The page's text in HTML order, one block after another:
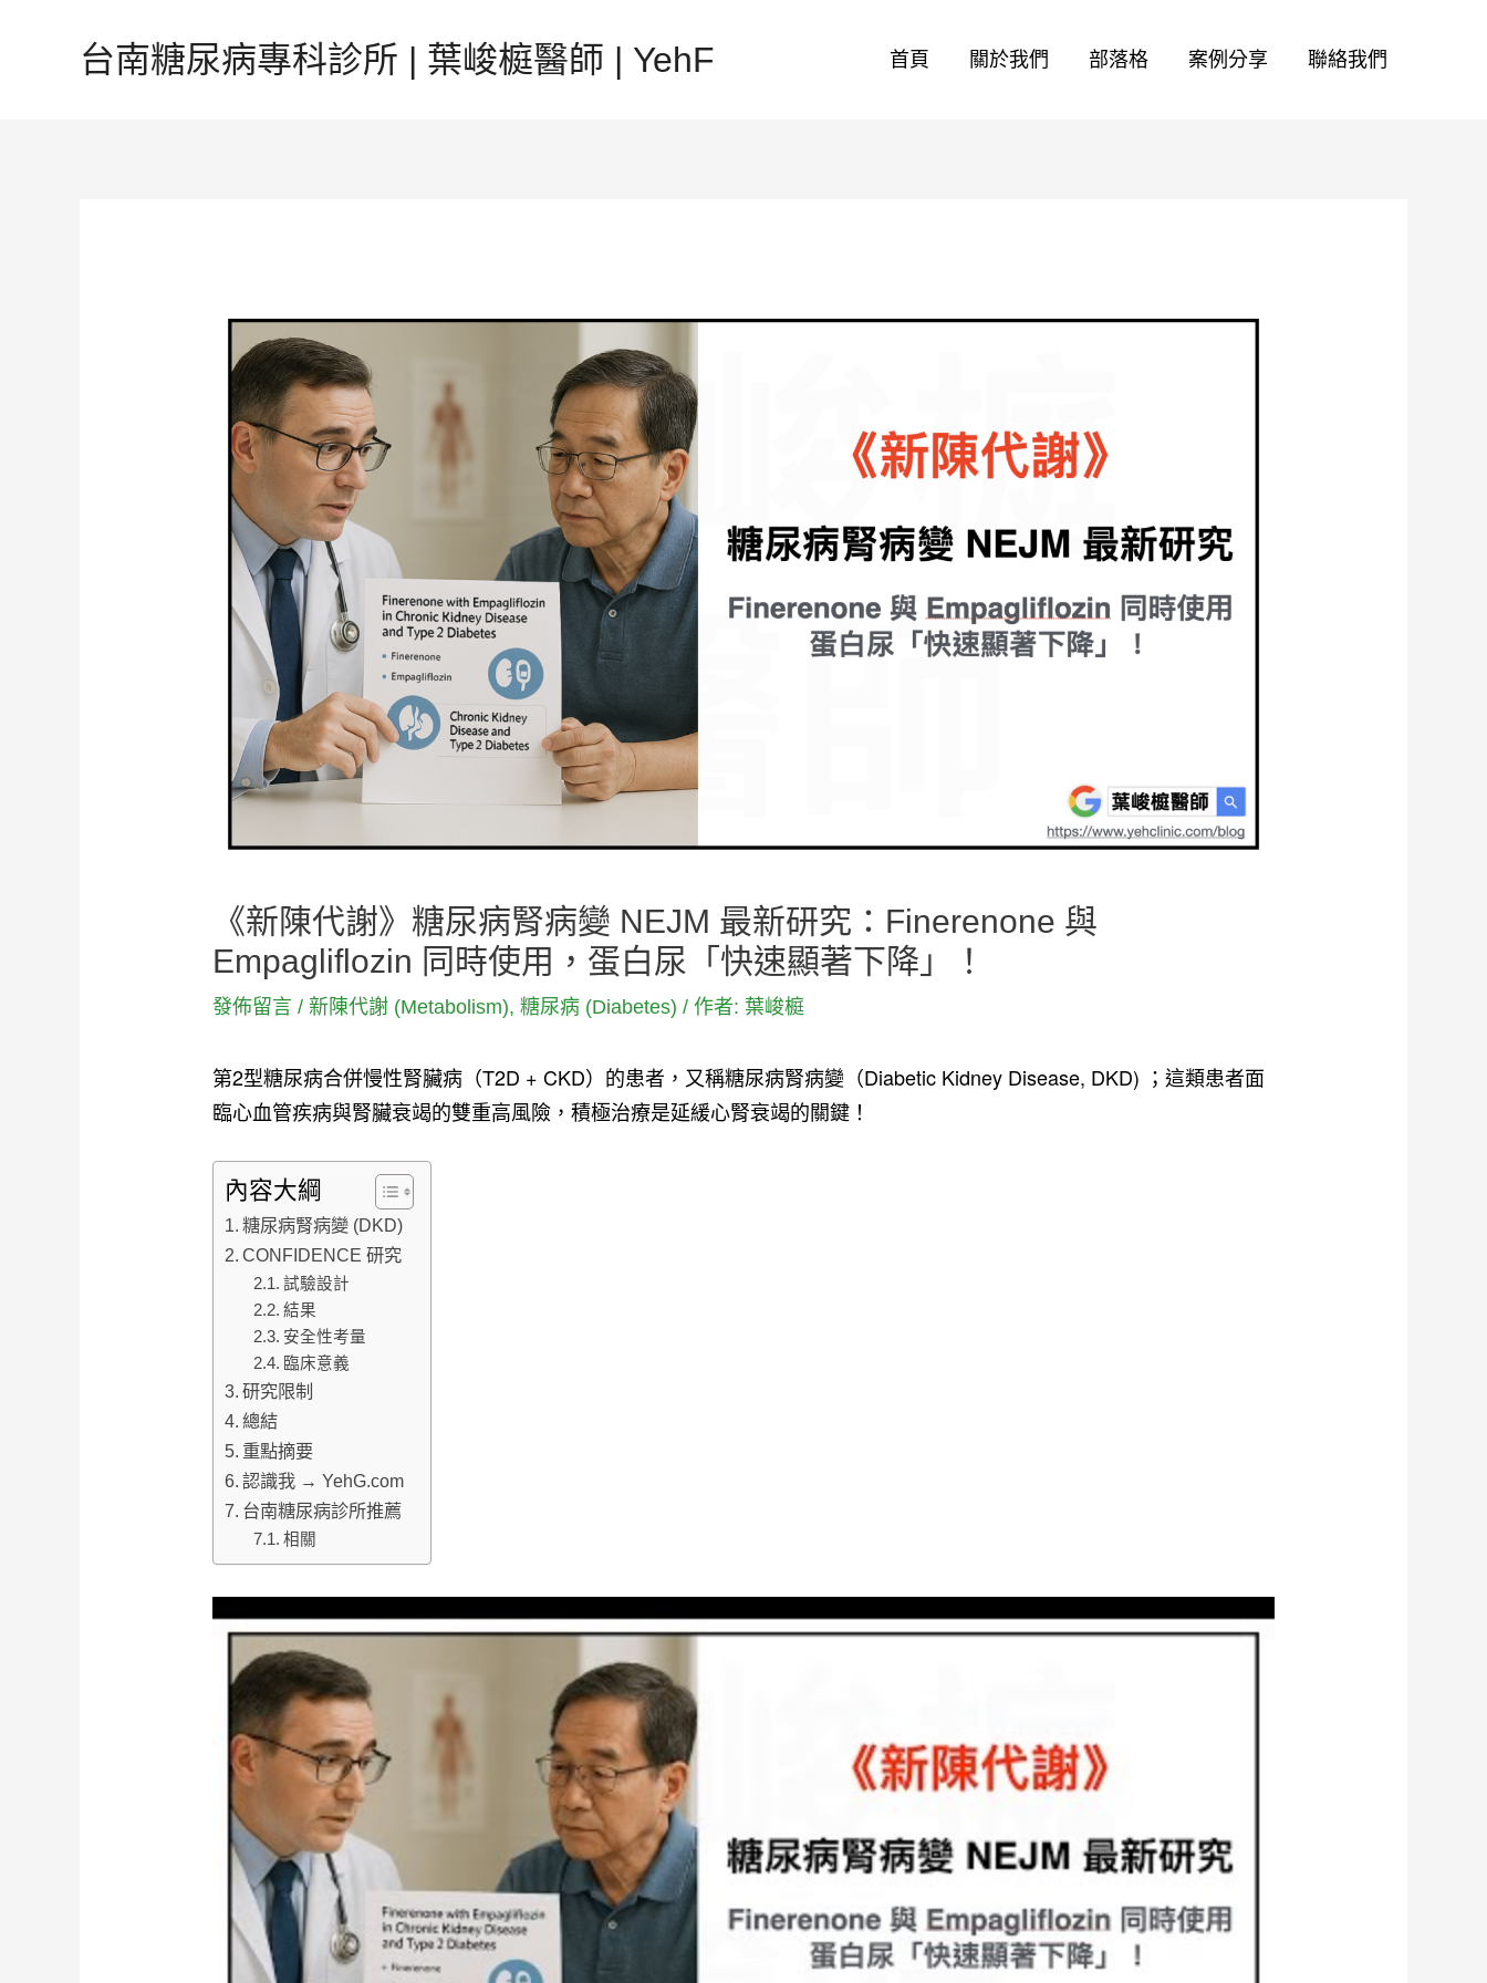
台南糖尿病專科診所 | 葉峻榳醫師 | YehF 首頁 關於我們 部落格 案例分享 聯絡我們
《新陳代謝》糖尿病腎病變 NEJM 最新研究：Finerenone 與
Empagliflozin 同時使用，蛋白尿「快速顯著下降」！
發佈留言 /新陳代謝 (Metabolism),糖尿病 (Diabetes) / 作者: 葉峻榳
第2型糖尿病合併慢性腎臟病（T2D + CKD）的患者，又稱糖尿病腎病變（Diabetic Kidney Disease, DKD) ；這類患者面
臨心血管疾病與腎臟衰竭的雙重高風險，積極治療是延緩心腎衰竭的關鍵！
內容大綱
糖尿病腎病變 (DKD)
CONFIDENCE 研究
試驗設計
結果
安全性考量
臨床意義
研究限制
總結
重點摘要
認識我 → YehG.com
台南糖尿病診所推薦
相關